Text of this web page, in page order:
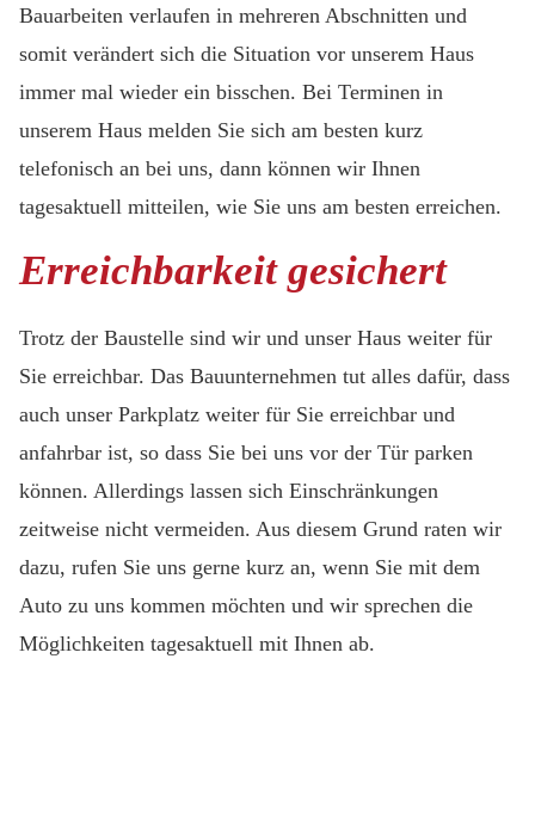
Bauarbeiten verlaufen in mehreren Abschnitten und
somit verändert sich die Situation vor unserem Haus
immer mal wieder ein bisschen. Bei Terminen in
unserem Haus melden Sie sich am besten kurz
telefonisch an bei uns, dann können wir Ihnen
tagesaktuell mitteilen, wie Sie uns am besten erreichen.
Erreichbarkeit gesichert
Trotz der Baustelle sind wir und unser Haus weiter für
Sie erreichbar. Das Bauunternehmen tut alles dafür, dass
auch unser Parkplatz weiter für Sie erreichbar und
anfahrbar ist, so dass Sie bei uns vor der Tür parken
können. Allerdings lassen sich Einschränkungen
zeitweise nicht vermeiden. Aus diesem Grund raten wir
dazu, rufen Sie uns gerne kurz an, wenn Sie mit dem
Auto zu uns kommen möchten und wir sprechen die
Möglichkeiten tagesaktuell mit Ihnen ab.